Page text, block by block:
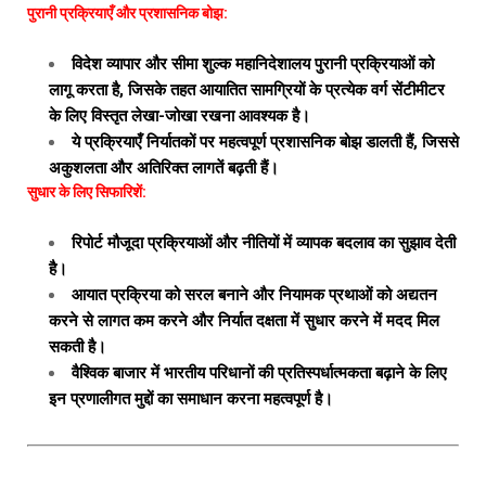
पुरानी प्रक्रियाएँ और प्रशासनिक बोझ:
विदेश व्यापार और सीमा शुल्क महानिदेशालय पुरानी प्रक्रियाओं को
लागू करता है, जिसके तहत आयातित सामग्रियों के प्रत्येक वर्ग सेंटीमीटर
के लिए विस्तृत लेखा-जोखा रखना आवश्यक है।
ये प्रक्रियाएँ निर्यातकों पर महत्वपूर्ण प्रशासनिक बोझ डालती हैं, जिससे
अकुशलता और अतिरिक्त लागतें बढ़ती हैं।
सुधार के लिए सिफारिशें:
रिपोर्ट मौजूदा प्रक्रियाओं और नीतियों में व्यापक बदलाव का सुझाव देती
है।
आयात प्रक्रिया को सरल बनाने और नियामक प्रथाओं को अद्यतन
करने से लागत कम करने और निर्यात दक्षता में सुधार करने में मदद मिल
सकती है।
वैश्विक बाजार में भारतीय परिधानों की प्रतिस्पर्धात्मकता बढ़ाने के लिए
इन प्रणालीगत मुद्दों का समाधान करना महत्वपूर्ण है।